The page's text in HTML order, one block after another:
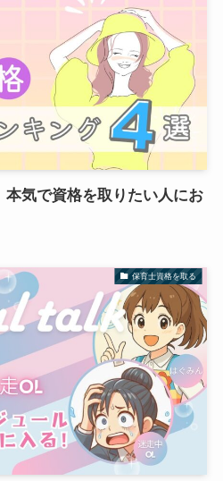
本気で資格を取りたい人にお
保育士資格を取る